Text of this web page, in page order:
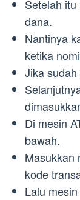
Setelah
dana.
Nantinya
ketika
Jika
Di mesin
bawah.
Masukkan
kode
Lalu